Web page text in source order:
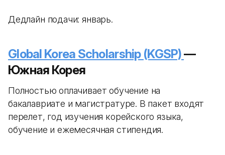
Дедлайн подачи: январь.
Global Korea Scholarship (KGSP)—
Южная Корея
Полностью оплачивает обучение на
бакалавриате и магистратуре. В пакет входят
перелет, год изучения корейского языка,
обучение и ежемесячная стипендия.